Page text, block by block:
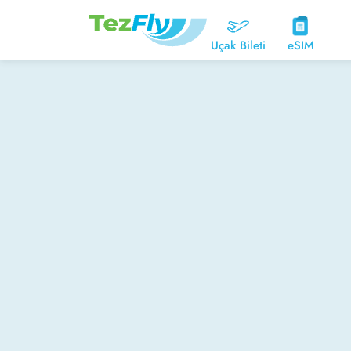
Uçak Bileti eSIM